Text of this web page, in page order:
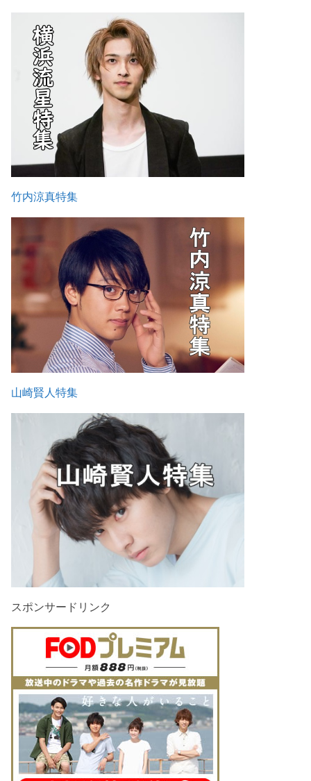
竹内涼真特集
山崎賢人特集
スポンサードリンク